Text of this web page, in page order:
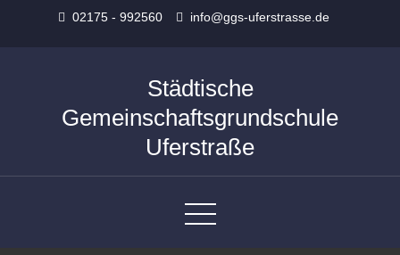
02175 - 992560 info@ggs-uferstrasse.de
Städtische
Gemeinschaftsgrundschule
Uferstraße